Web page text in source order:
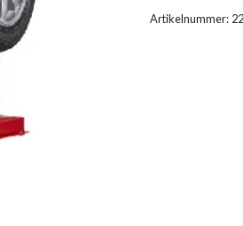
Artikelnummer: